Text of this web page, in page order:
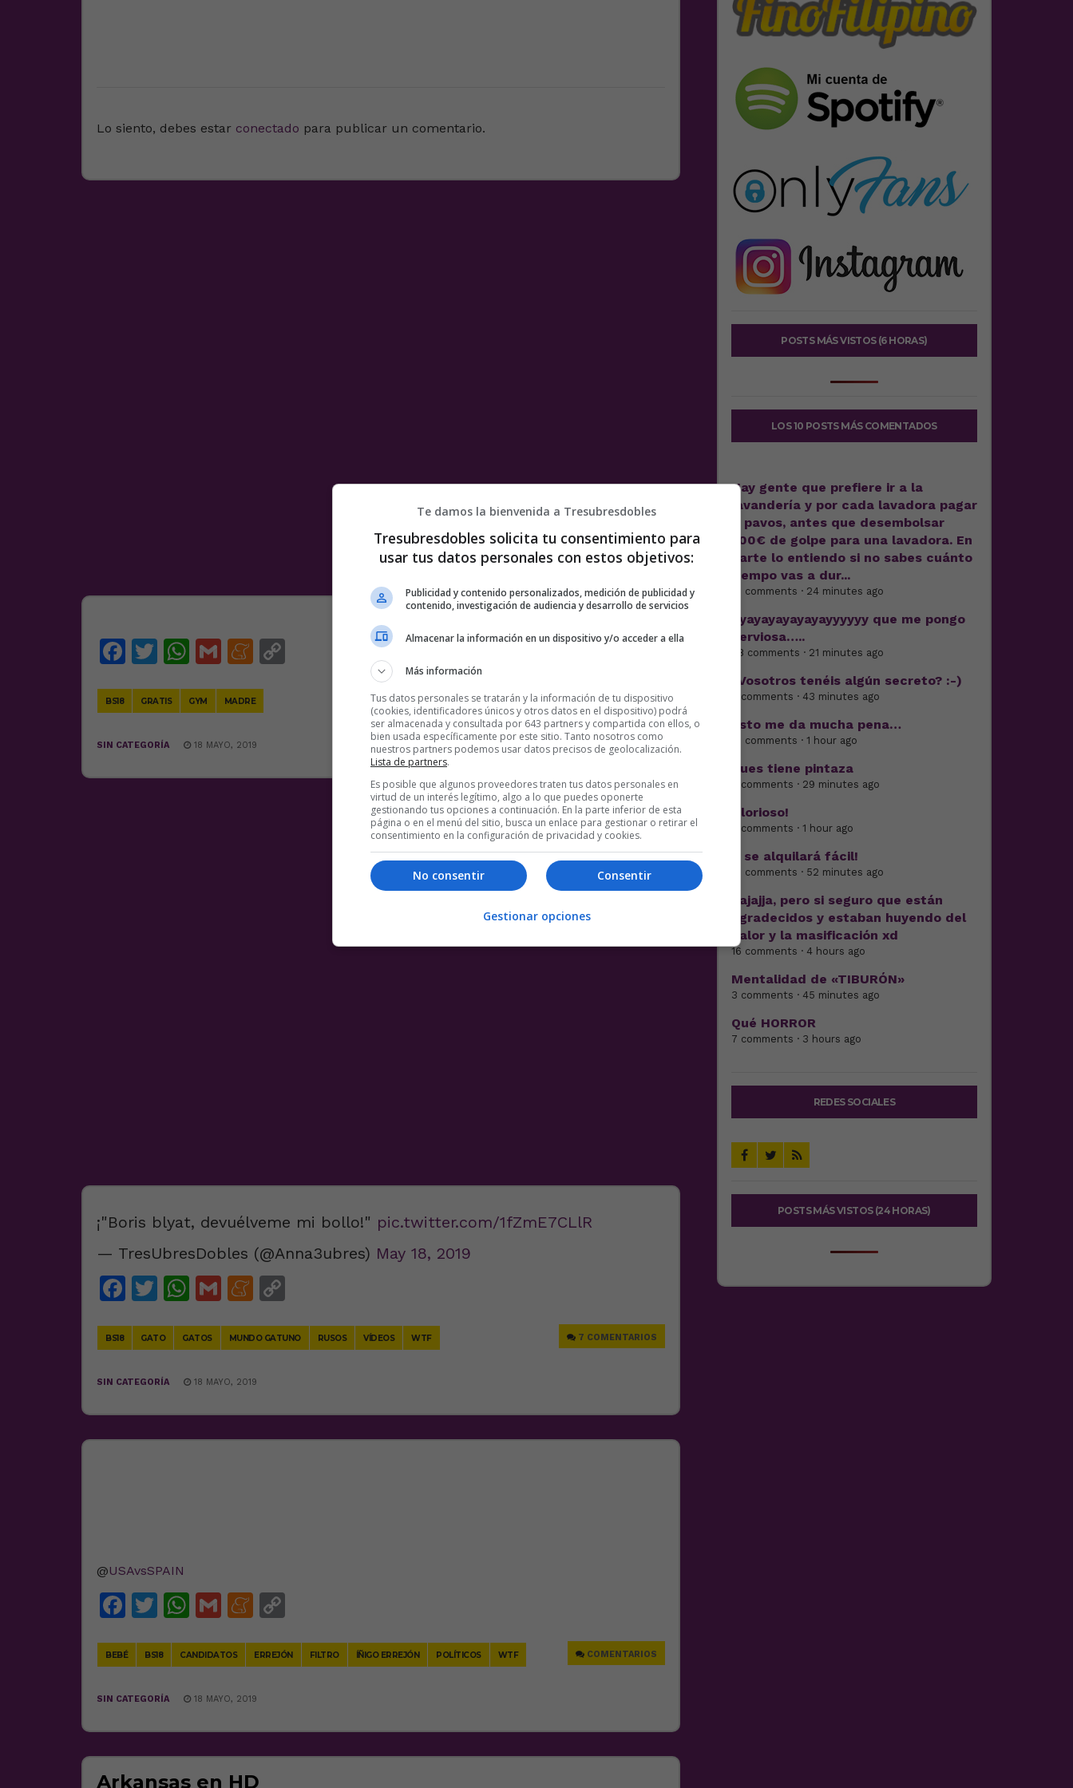
Lo siento, debes estar conectado para publicar un comentario.
Facebook
Twitter
WhatsApp
GmailMeneame
BS18 GRATIS GYM MADRE 3 COMENTARIOS
SIN CATEGORÍA 18 MAYO, 2019
¡"Boris blyat, devuélveme mi bollo!" pic.twitter.com/1fZmE7CLlR
— TresUbresDobles (@Anna3ubres) May 18, 2019
Facebook
Twitter
WhatsApp
GmailMeneame
BS18 GATO GATOS MUNDO GATUNO RUSOS VÍDEOS WTF 7 COMENTARIOS
SIN CATEGORÍA 18 MAYO, 2019
@USAvsSPAIN
Facebook
Twitter
WhatsApp
GmailMeneame
BEBÉ BS18 CANDIDATOS ERREJÓN FILTRO ÍÑIGO ERREJÓN POLÍTICOS WTF COMENTARIOS
SIN CATEGORÍA 18 MAYO, 2019
Arkansas en HD
POSTS MÁS VISTOS (6 HORAS)
LOS 10 POSTS MÁS COMENTADOS
Hay gente que prefiere ir a la
lavandería y por cada lavadora pagar
7 pavos, antes que desembolsar
500€ de golpe para una lavadora. En
parte lo entiendo si no sabes cuánto
tiempo vas a dur...
21 comments · 24 minutes ago
Ayayayayayayayyyyyy que me pongo
nerviosa…..
28 comments · 21 minutes ago
¿Vosotros tenéis algún secreto? :-)
8 comments · 43 minutes ago
Esto me da mucha pena…
13 comments · 1 hour ago
Pues tiene pintaza
7 comments · 29 minutes ago
Glorioso!
6 comments · 1 hour ago
Y se alquilará fácil!
19 comments · 52 minutes ago
Jajajja, pero si seguro que están
agradecidos y estaban huyendo del
calor y la masificación xd
16 comments · 4 hours ago
Mentalidad de «TIBURÓN»
3 comments · 45 minutes ago
Qué HORROR
7 comments · 3 hours ago
REDES SOCIALES
POSTS MÁS VISTOS (24 HORAS)
Te damos la bienvenida a Tresubresdobles
Tresubresdobles solicita tu consentimiento para
usar tus datos personales con estos objetivos:
Publicidad y contenido personalizados, medición de publicidad y
contenido, investigación de audiencia y desarrollo de servicios
Almacenar la información en un dispositivo y/o acceder a ella
Más información
Tus datos personales se tratarán y la información de tu dispositivo
(cookies, identificadores únicos y otros datos en el dispositivo) podrá
ser almacenada y consultada por 643 partners y compartida con ellos, o
bien usada específicamente por este sitio. Tanto nosotros como
nuestros partners podemos usar datos precisos de geolocalización.
Lista de partners.
Es posible que algunos proveedores traten tus datos personales en
virtud de un interés legítimo, algo a lo que puedes oponerte
gestionando tus opciones a continuación. En la parte inferior de esta
página o en el menú del sitio, busca un enlace para gestionar o retirar el
consentimiento en la configuración de privacidad y cookies.
Consentir
No consentir
Gestionar opciones